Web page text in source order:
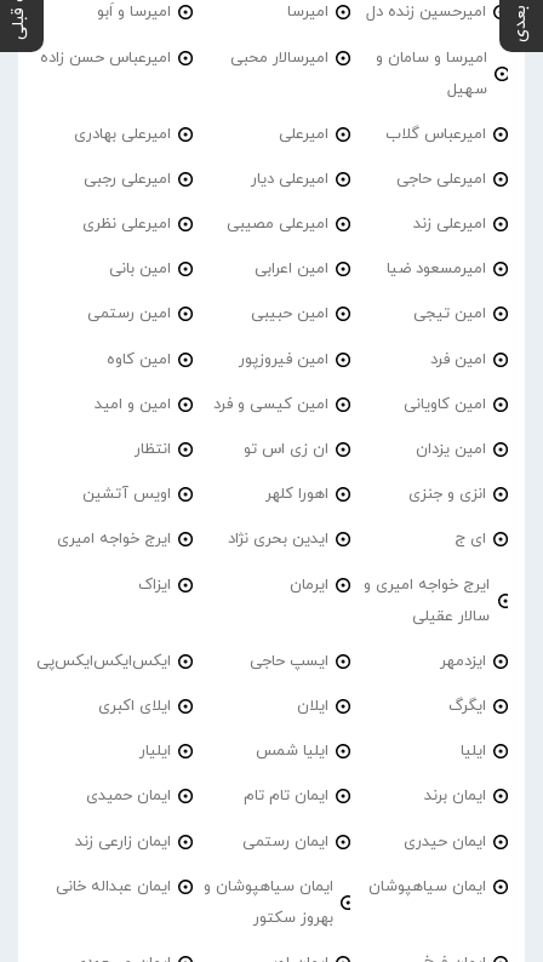
امیرحسین زنده دل امیرسا امیرسا و اَبو
امیرسا و سامان و
سهیل
امیرسالار محبی امیرعباس حسن زاده
امیرعباس گلاب امیرعلی امیرعلی بهادری
امیرعلی حاجی امیرعلی دیار امیرعلی رجبی
امیرعلی زند امیرعلی مصیبی امیرعلی نظری
امیرمسعود ضیا امین اعرابی امین بانی
امین تیجی امین حبیبی امین رستمی
امین فرد امین فیروزپور امین کاوه
امین کاویانی امین کیسی و فرد امین و امید
امین یزدان ان زی اس تو انتظار
انزی و جنزی اهورا کلهر اویس آتشین
ای ج ایدین بحری نژاد ایرج خواجه امیری
ایرج خواجه امیری و
سالار عقیلی
ایرمان ایزاک
ایزدمهر ایسپ حاجی ایکس‌ایکس‌ایکس‌پی
ایگرگ ایلان ایلای اکبری
ایلیا ایلیا شمس ایلیار
ایمان برند ایمان تام تام ایمان حمیدی
ایمان حیدری ایمان رستمی ایمان زارعی زند
ایمان سیاهپوشان
ایمان سیاهپوشان و
بهروز سکتور
ایمان عبداله خانی